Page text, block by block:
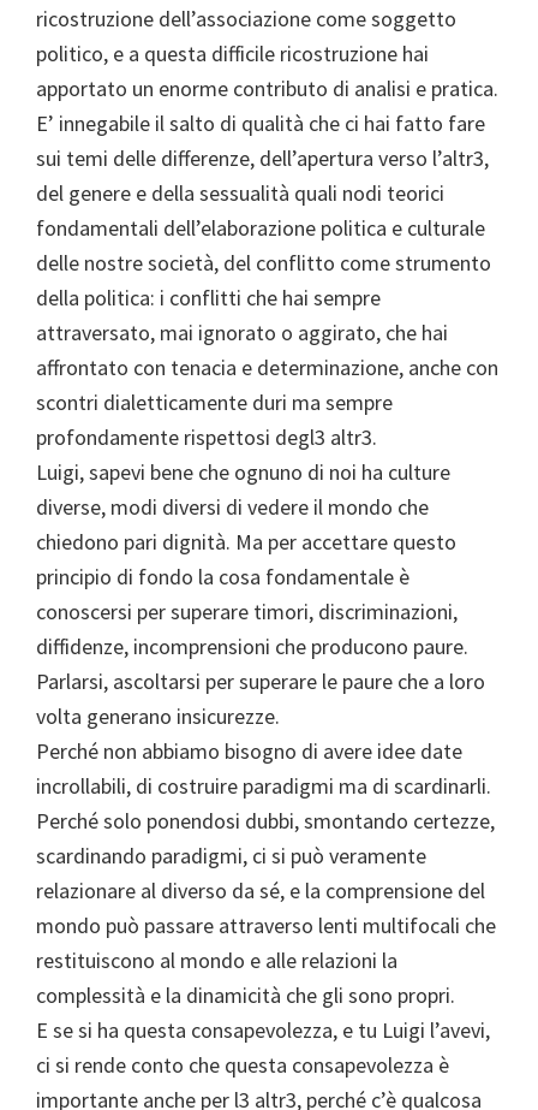
ricostruzione dell’associazione come soggetto
politico, e a questa difficile ricostruzione hai
apportato un enorme contributo di analisi e pratica.
E’ innegabile il salto di qualità che ci hai fatto fare
sui temi delle differenze, dell’apertura verso l’altr3,
del genere e della sessualità quali nodi teorici
fondamentali dell’elaborazione politica e culturale
delle nostre società, del conflitto come strumento
della politica: i conflitti che hai sempre
attraversato, mai ignorato o aggirato, che hai
affrontato con tenacia e determinazione, anche con
scontri dialetticamente duri ma sempre
profondamente rispettosi degl3 altr3.
Luigi, sapevi bene che ognuno di noi ha culture
diverse, modi diversi di vedere il mondo che
chiedono pari dignità. Ma per accettare questo
principio di fondo la cosa fondamentale è
conoscersi per superare timori, discriminazioni,
diffidenze, incomprensioni che producono paure.
Parlarsi, ascoltarsi per superare le paure che a loro
volta generano insicurezze.
Perché non abbiamo bisogno di avere idee date
incrollabili, di costruire paradigmi ma di scardinarli.
Perché solo ponendosi dubbi, smontando certezze,
scardinando paradigmi, ci si può veramente
relazionare al diverso da sé, e la comprensione del
mondo può passare attraverso lenti multifocali che
restituiscono al mondo e alle relazioni la
complessità e la dinamicità che gli sono propri.
E se si ha questa consapevolezza, e tu Luigi l’avevi,
ci si rende conto che questa consapevolezza è
importante anche per l3 altr3, perché c’è qualcosa